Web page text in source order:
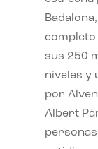
sus 250
niveles y
por
Albert